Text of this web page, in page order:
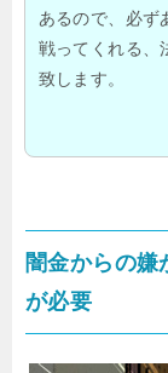
あるので、必ず
戦ってくれる、
致します。
闇金からの嫌
が必要